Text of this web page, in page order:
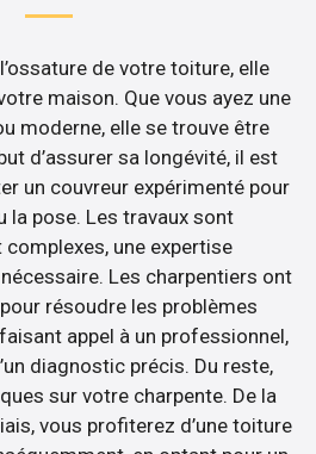
de votre toiture, elle
maison. Que vous ayez une
moderne, elle se trouve être
d’assurer sa longévité, il est
un couvreur expérimenté pour
la pose. Les travaux sont
une expertise
Les charpentiers ont
résoudre les problèmes
appel à un professionnel,
diagnostic précis. Du reste,
sur votre charpente. De la
vous profiterez d’une toiture